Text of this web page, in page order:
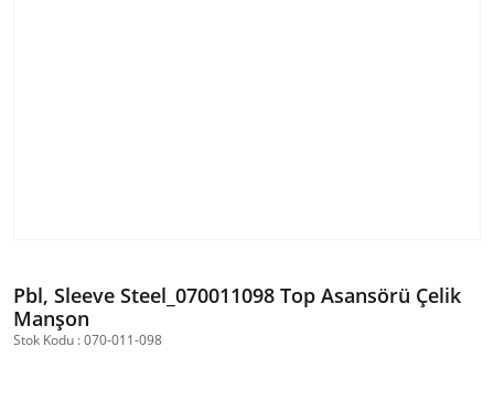
Pbl, Sleeve Steel_070011098 Top Asansörü Çelik
Manşon
Stok Kodu : 070-011-098